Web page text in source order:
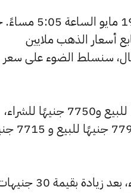
يتساءل العديد من الأشخاص عن أسعار الذهب اليوم في
أسعار الذهب ملايين
سنسلط الضوء على سعر
شهد سعر عيار 24 ارتفاعًا بالسوق المصري الآن، حيث بلغ 7815 جنيهًا للبيع و7750 جنيهًا للشراء،
مرتفعًا بمقدار 35 جنيهات عن التحديث
وارتفع سعر عيار 21 ليصل إلى 6840 جنيهًا للبيع و6780 جنيهًا للشراء، بعد زيادة